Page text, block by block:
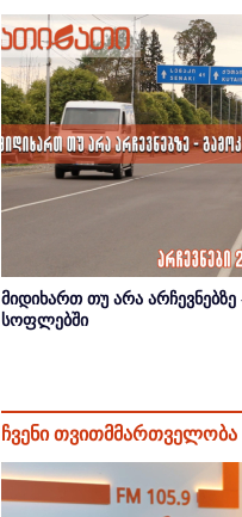
მიდიხართ თუ არა
სოფლებში
ჩვენი თვითმმართველობა